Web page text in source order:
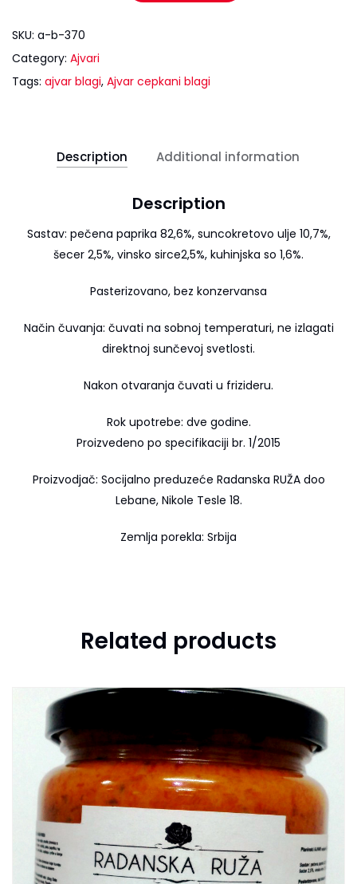
SKU: a-b-370
Category: Ajvari
Tags: ajvar blagi, Ajvar cepkani blagi
Description Additional information
Description
Sastav: pečena paprika 82,6%, suncokretovo ulje 10,7%,
šecer 2,5%, vinsko sirce2,5%, kuhinjska so 1,6%.
Pasterizovano, bez konzervansa
Način čuvanja: čuvati na sobnoj temperaturi, ne izlagati
direktnoj sunčevoj svetlosti.
Nakon otvaranja čuvati u frizideru.
Rok upotrebe: dve godine.
Proizvedeno po specifikaciji br. 1/2015
Proizvodjač: Socijalno preduzeće Radanska RUŽA doo
Lebane, Nikole Tesle 18.
Zemlja porekla: Srbija
Related products